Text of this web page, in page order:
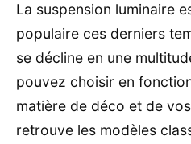
La suspension luminaire
populaire ces derniers
se décline en une
pouvez choisir en
matière de déco et de
retrouve les modèles